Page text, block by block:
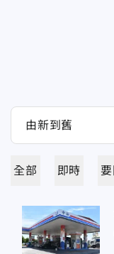
全部 即時 要